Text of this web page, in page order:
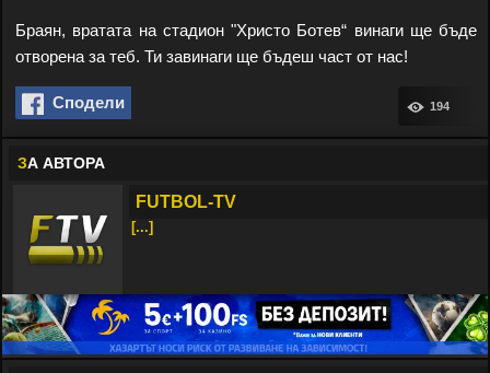
Браян, вратата на стадион "Христо Ботев“ винаги ще бъде
отворена за теб. Ти завинаги ще бъдеш част от нас!
Сподели 194
ЗА АВТОРА
FUTBOL-TV
[...]